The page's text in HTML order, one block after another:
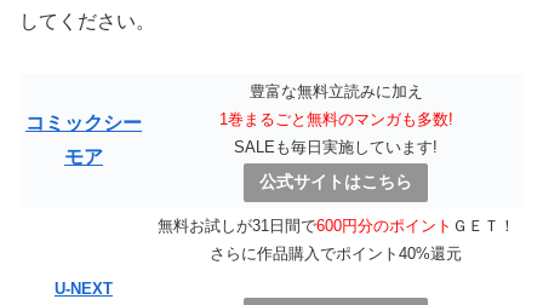
してください。
コミックシー
モア
豊富な無料立読みに加え
1巻まるごと無料のマンガも多数!
SALEも毎日実施しています!
公式サイトはこちら
U-NEXT
無料お試しが31日間で600円分のポイント ＧＥＴ！
さらに作品購入でポイント40%還元